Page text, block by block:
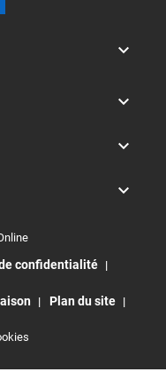




confidentialité
Plan du site